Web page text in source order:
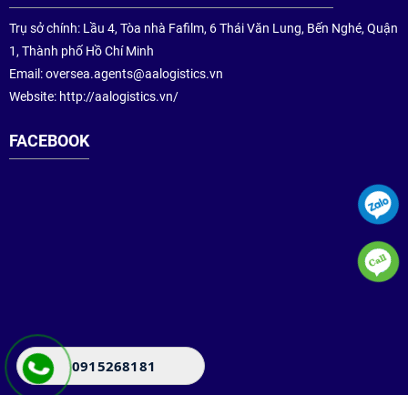
Trụ sở chính: Lầu 4, Tòa nhà Fafilm, 6 Thái Văn Lung, Bến Nghé, Quận
1, Thành phố Hồ Chí Minh
Email:oversea.agents@aalogistics.vn
Website: http://aalogistics.vn/
FACEBOOK
0915268181